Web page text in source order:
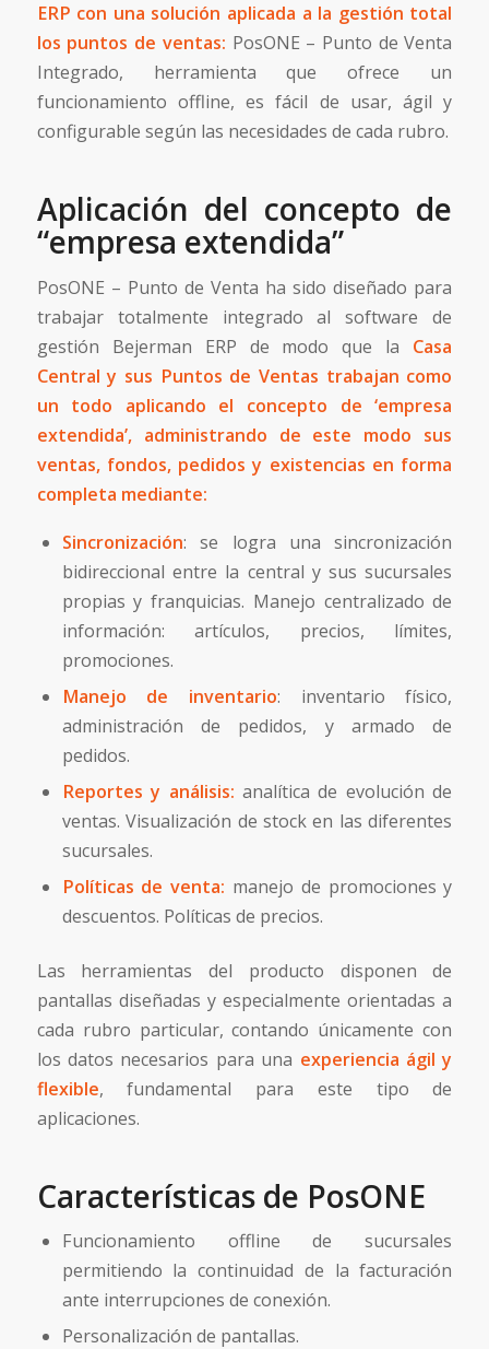
ERP con una solución aplicada a la gestión total
los puntos de ventas: PosONE – Punto de Venta
Integrado, herramienta que ofrece un
funcionamiento offline, es fácil de usar, ágil y
configurable según las necesidades de cada rubro.
Aplicación del concepto de
“empresa extendida”
PosONE – Punto de Venta ha sido diseñado para
trabajar totalmente integrado al software de
gestión Bejerman ERP de modo que la Casa
Central y sus Puntos de Ventas trabajan como
un todo aplicando el concepto de ‘empresa
extendida’, administrando de este modo sus
ventas, fondos, pedidos y existencias en forma
completa mediante:
Sincronización: se logra una sincronización
bidireccional entre la central y sus sucursales
propias y franquicias. Manejo centralizado de
información: artículos, precios, límites,
promociones.
Manejo de inventario: inventario físico,
administración de pedidos, y armado de
pedidos.
Reportes y análisis: analítica de evolución de
ventas. Visualización de stock en las diferentes
sucursales.
Políticas de venta: manejo de promociones y
descuentos. Políticas de precios.
Las herramientas del producto disponen de
pantallas diseñadas y especialmente orientadas a
cada rubro particular, contando únicamente con
los datos necesarios para una experiencia ágil y
flexible, fundamental para este tipo de
aplicaciones.
Características de PosONE
Funcionamiento offline de sucursales
permitiendo la continuidad de la facturación
ante interrupciones de conexión.
Personalización de pantallas.